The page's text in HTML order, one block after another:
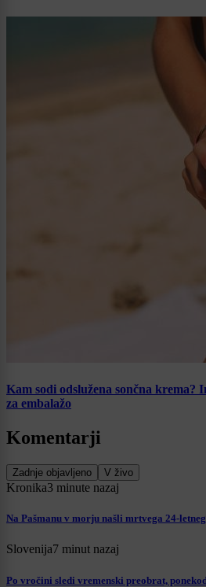
Kam sodi odslužena sončna krema?
za embalažo
Komentarji
Zadnje objavljeno V živo
Kronika3 minute nazaj
Na Pašmanu v morju našli mrtvega 24-
Slovenija7 minut nazaj
Po vročini sledi vremenski preobrat,